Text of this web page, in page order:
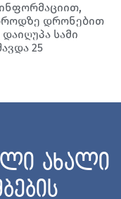
დრონებით
სამი
25
ახალი